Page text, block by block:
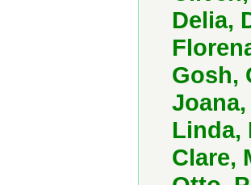
Delia,
Gosh,
Linda,
Clare,